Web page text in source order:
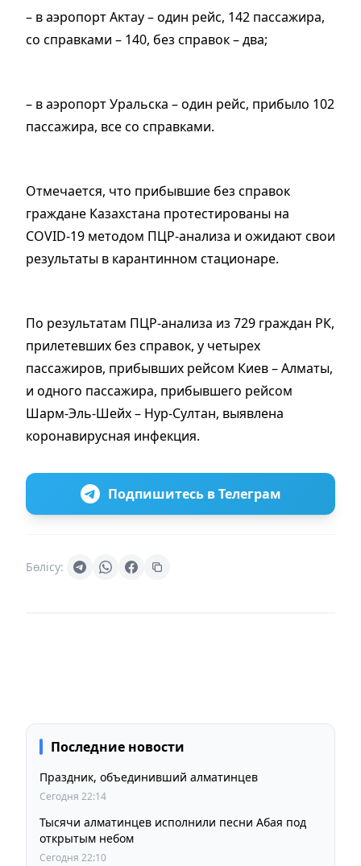
– в аэропорт Актау – один рейс, 142 пассажира,
со справками – 140, без справок – два;
– в аэропорт Уральска – один рейс, прибыло 102
пассажира, все со справками.
Отмечается, что прибывшие без справок
граждане Казахстана протестированы на
COVID-19 методом ПЦР-анализа и ожидают свои
результаты в карантинном стационаре.
По результатам ПЦР-анализа из 729 граждан РК,
прилетевших без справок, у четырех
пассажиров, прибывших рейсом Киев – Алматы,
и одного пассажира, прибывшего рейсом
Шарм-Эль-Шейх – Нур-Султан, выявлена
коронавирусная инфекция.
Подпишитесь в Телеграм
Бөлісу:
Последние новости
Праздник, объединивший алматинцев
Сегодня 22:14
Тысячи алматинцев исполнили песни Абая под
открытым небом
Сегодня 22:10